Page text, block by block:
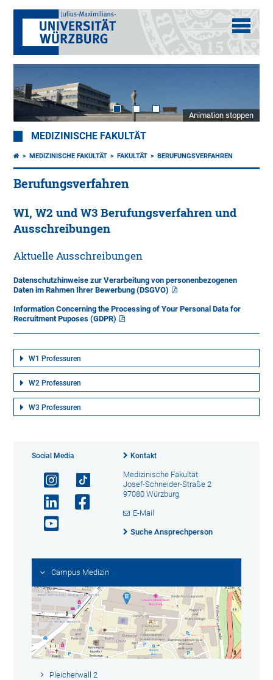
Animation stoppen
MEDIZINISCHE FAKULTÄT
MEDIZINISCHE FAKULTÄT FAKULTÄT BERUFUNGSVERFAHREN
Berufungsverfahren
W1, W2 und W3 Berufungsverfahren und
Ausschreibungen
Aktuelle Ausschreibungen
Datenschutzhinweise zur Verarbeitung von personenbezogenen
Daten im Rahmen Ihrer Bewerbung (DSGVO)
Information Concerning the Processing of Your Personal Data for
Recruitment Puposes (GDPR)
W1 Professuren
W2 Professuren
W3 Professuren
Social Media Kontakt
Medizinische Fakultät
Josef-Schneider-Straße 2
97080 Würzburg
E-Mail
Suche Ansprechperson
Campus Medizin
Pleicherwall 2